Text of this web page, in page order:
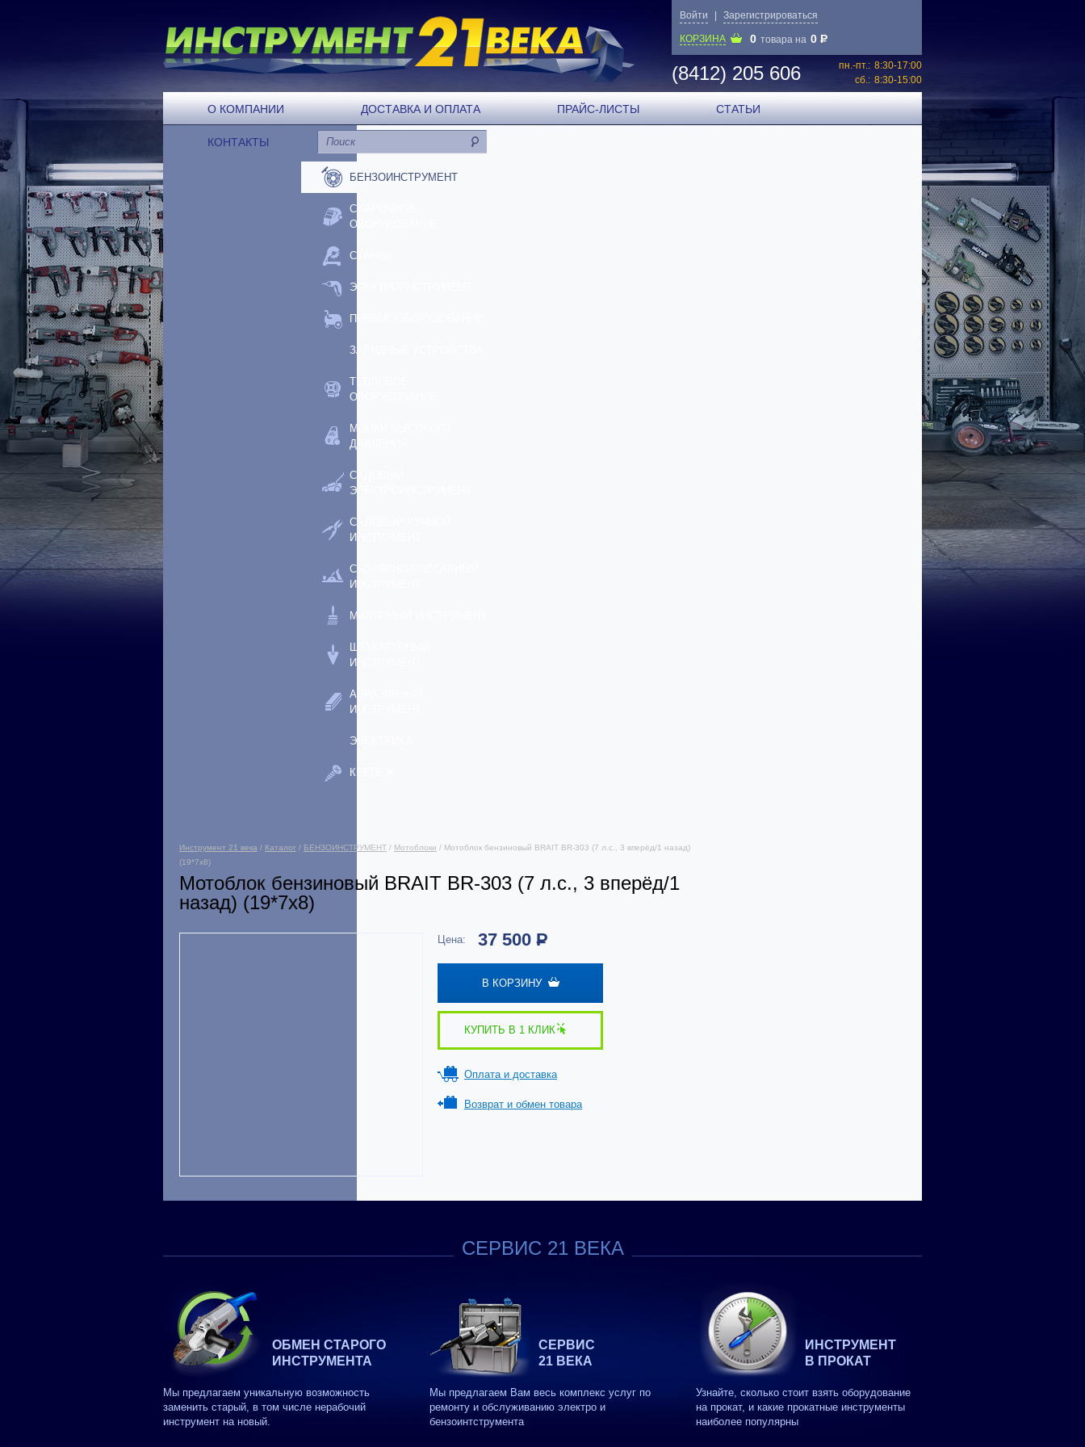
Войти Зарегистрироваться
КОРЗИНА 0 товара на 0 P
(8412) 205 606 пн.-пт.: 8:30-17:00
сб.: 8:30-15:00
О КОМПАНИИ ДОСТАВКА И ОПЛАТА ПРАЙС-ЛИСТЫ СТАТЬИ
КОНТАКТЫ
БЕНЗОИНСТРУМЕНТ
СВАРОЧНОЕ
ОБОРУДОВАНИЕ
СТАНКИ
ЭЛЕКТРОИНСТРУМЕНТ
ПНЕВМООБОРУДОВАНИЕ
ЗАРЯДНЫЕ УСТРОЙСТВА
ТЕПЛОВОЕ
ОБОРУДОВАНИЕ
МОЙКИ ВЫСОКОГО
ДАВЛЕНИЯ
САДОВЫЙ
ЭЛЕКТРОИНСТРУМЕНТ
САДОВЫЙ РУЧНОЙ
ИНСТРУМЕНТ
СТОЛЯРНО-СЛЕСАРНЫЙ
ИНСТРУМЕНТ
МАЛЯРНЫЙ ИНСТРУМЕНТ
ШТУКАТУРНЫЙ
ИНСТРУМЕНТ
АБРАЗИВНЫЙ
ИНСТРУМЕНТ
ЭЛЕКТРИКА
КРЕПЕЖ
Инструмент 21 века / Каталог / БЕНЗОИНСТРУМЕНТ / Мотоблоки / Мотоблок бензиновый BRAIT BR-303 (7 л.с., 3 вперёд/1 назад)
(19*7х8)
Мотоблок бензиновый BRAIT BR-303 (7 л.с., 3 вперёд/1
назад) (19*7х8)
Цена: 37 500 Р
В КОРЗИНУ
КУПИТЬ В 1 КЛИК
Оплата и доставка
Возврат и обмен товара
СЕРВИС 21 ВЕКА
ОБМЕН СТАРОГО
ИНСТРУМЕНТА
Мы предлагаем уникальную возможность
заменить старый, в том числе нерабочий
инструмент на новый.
СЕРВИС
21 ВЕКА
Мы предлагаем Вам весь комплекс услуг по
ремонту и обслуживанию электро и
бензоинтструмента
ИНСТРУМЕНТ
В ПРОКАТ
Узнайте, сколько стоит взять оборудование
на прокат, и какие прокатные инструменты
наиболее популярны